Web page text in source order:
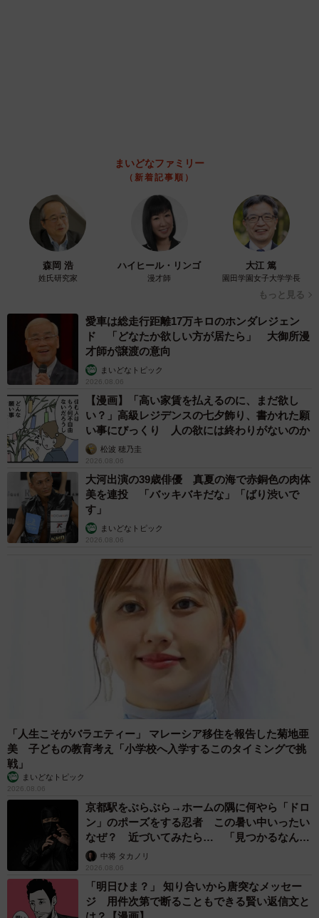
美 子どもの教育考え「小学校へ入学するこのタイミングで挑
戦」
まいどなトピック
2026.08.06
京都駅をぶらぶら→ホームの隅に何やら「ドロ
ン」のポーズをする忍者 この暑い中いったい
なぜ？ 近づいてみたら… 「見つかるなんて
未熟」中将 タカノリ
「明日ひま？」 知り合いから唐突なメッセー
ジ 用件次第で断ることもできる賢い返信文と
は？【漫画】
海川 まこと
コガネムシを見つめる猫とパパ、偶然生まれた
い」「ていうかライオンキング」
梨木 香奈
2026.08.06
「誰かみたいにならなきゃ」 他人を正解にし
て生きてきた母親 自己主張が苦手な娘に教わ
った大切なこと【漫画】
2026.08.06
「かわいいストーカーに追われています」甘え
ん坊な元保護猫 最後は飼い主にダイブする姿
に「間違いなく犬」「完全に親子」と反響
梨木 香奈
悟した19歳の誕生日を迎えて感動
古川 諭香
2026.08.06
「カニにアジをあげると青くなる」ほんと
その理由とは…？
竹中 友一（RinToris）